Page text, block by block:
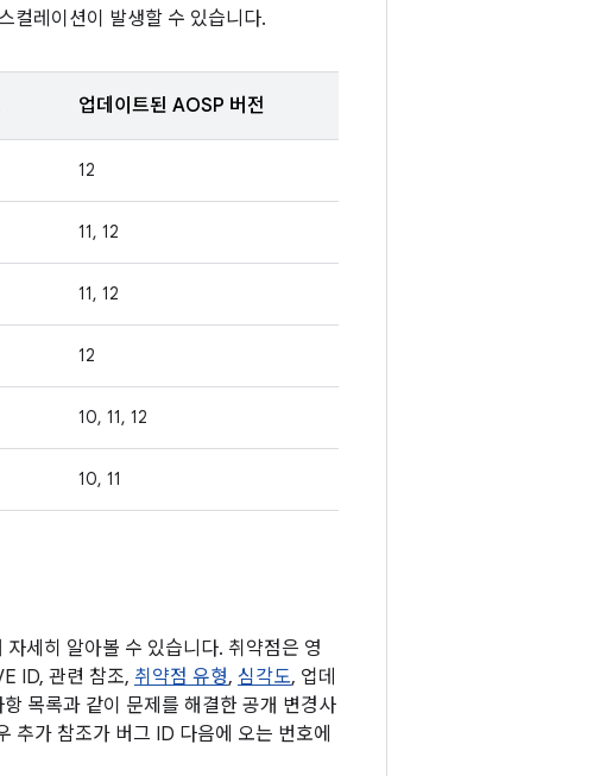
컬레이션이 발생할 수 있습니다.
업데이트된 AOSP 버전
12
11, 12
11, 12
12
10, 11, 12
10, 11
세히 알아볼 수 있습니다. 취약점은 영
ID, 관련 참조, 취약점 유형, 심각도, 업데
목록과 같이 문제를 해결한 공개 변경사
추가 참조가 버그 ID 다음에 오는 번호에